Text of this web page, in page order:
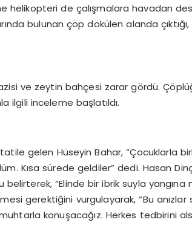
helikopteri de çalışmalara havadan
bulunan çöp dökülen alanda
ve zeytin bahçesi zarar gördü.
ilgili inceleme başlatıldı.
gelen Hüseyin Bahar, “Çocuklarla
Kısa sürede geldiler” dedi. Hasan Dinç
“Elinde bir ibrik suyla yangına
gerektiğini vurgulayarak, “Bu
konuşacağız. Herkes tedbirini